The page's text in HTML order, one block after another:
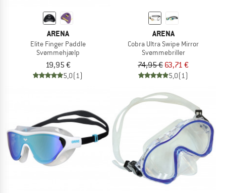
ARENA
Elite Finger Paddle
Svømmehjælp
19,95 €
5,0(1)
ARENA
Cobra Ultra Swipe Mirror
Svømmebriller
74,95 € 63,71 €
5,0(1)